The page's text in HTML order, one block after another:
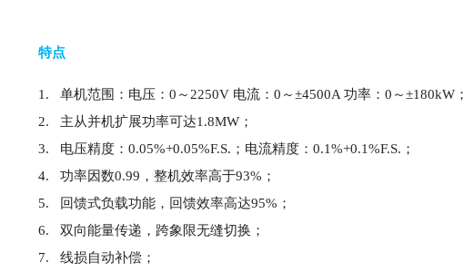
特点
1.
单机范围：电压：0～2250V 电流：0～±4500A 功率：0～±180kW；
2.
主从并机扩展功率可达1.8MW；
3.
电压精度：0.05%+0.05%F.S.；电流精度：0.1%+0.1%F.S.；
4.
功率因数0.99，整机效率高于93%；
5.
回馈式负载功能，回馈效率高达95%；
6.
双向能量传递，跨象限无缝切换；
7.
线损自动补偿；